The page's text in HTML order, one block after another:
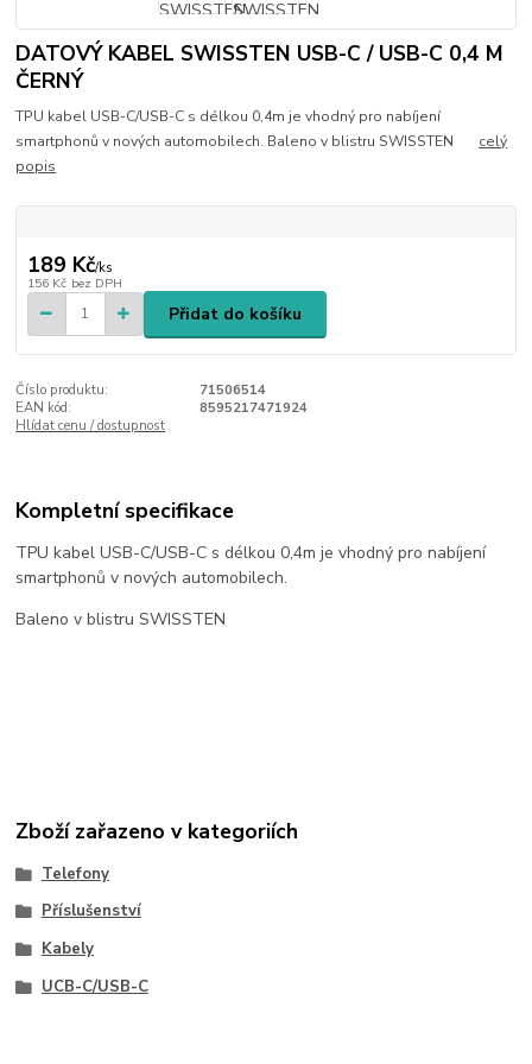
DATOVÝ KABEL SWISSTEN USB-C / USB-C 0,4 M
ČERNÝ
TPU kabel USB-C/USB-C s délkou 0,4m je vhodný pro nabíjení
smartphonů v nových automobilech. Baleno v blistru SWISSTEN celý
popis
189 Kč/ks
156 Kč bez DPH
Přidat do košíku
Číslo produktu:
71506514
EAN kód:
8595217471924
Hlídat cenu / dostupnost
Kompletní specifikace
TPU kabel USB-C/USB-C s délkou 0,4m je vhodný pro nabíjení
smartphonů v nových automobilech.
Baleno v blistru SWISSTEN
Zboží zařazeno v kategoriích
Telefony
Příslušenství
Kabely
UCB-C/USB-C